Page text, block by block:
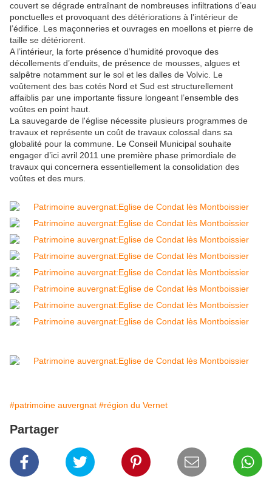
couvert se dégrade entraînant de nombreuses infiltrations d’eau
ponctuelles et provoquant des détériorations à l’intérieur de
l’édifice. Les maçonneries et ouvrages en moellons et pierre de
taille se détériorent.
A l’intérieur, la forte présence d’humidité provoque des
décollements d’enduits, de présence de mousses, algues et
salpêtre notamment sur le sol et les dalles de Volvic. Le
voûtement des bas cotés Nord et Sud est structurellement
affaiblis par une importante fissure longeant l’ensemble des
voûtes en point haut.
La sauvegarde de l'église nécessite plusieurs programmes de
travaux et représente un coût de travaux colossal dans sa
globalité pour la commune. Le Conseil Municipal souhaite
engager d’ici avril 2011 une première phase primordiale de
travaux qui concernera essentiellement la consolidation des
voûtes et des murs.
#patrimoine auvergnat #région du Vernet
Partager